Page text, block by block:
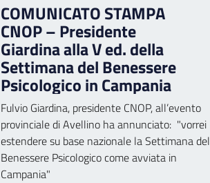
COMUNICATO STAMPA
CNOP – Presidente
Giardina alla V ed. della
Settimana del Benessere
Psicologico in Campania
Fulvio Giardina, presidente CNOP, all’evento
provinciale di Avellino ha annunciato: "vorrei
estendere su base nazionale la Settimana del
Benessere Psicologico come avviata in
Campania"